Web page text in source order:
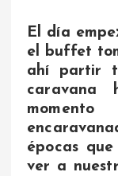
El día
el buffet
ahí partir
caravana
épocas
ver a